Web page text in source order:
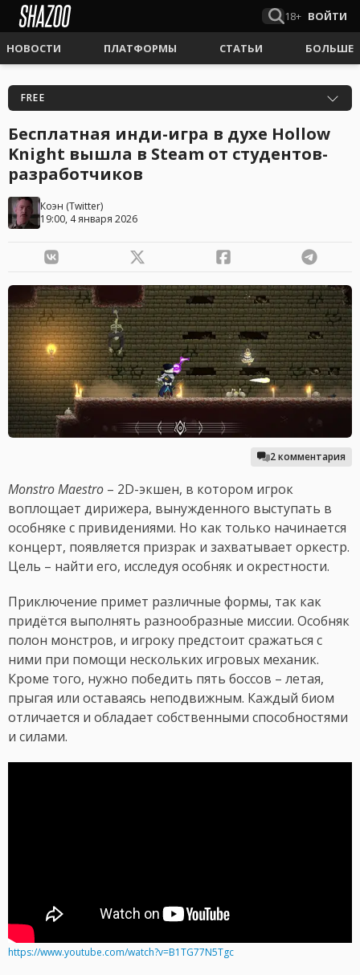
18+ ВОЙТИ
НОВОСТИ ПЛАТФОРМЫ СТАТЬИ БОЛЬШЕ
FREE
Бесплатная инди-игра в духе Hollow
Knight вышла в Steam от студентов-
разработчиков
Коэн (Twitter)
19:00, 4 января 2026
2 комментария
Monstro Maestro – 2D-экшен, в котором игрок
воплощает дирижера, вынужденного выступать в
особняке с привидениями. Но как только начинается
концерт, появляется призрак и захватывает оркестр.
Цель – найти его, исследуя особняк и окрестности.
Приключение примет различные формы, так как
придётся выполнять разнообразные миссии. Особняк
полон монстров, и игроку предстоит сражаться с
ними при помощи нескольких игровых механик.
Кроме того, нужно победить пять боссов – летая,
прыгая или оставаясь неподвижным. Каждый биом
отличается и обладает собственными способностями
и силами.
https://www.youtube.com/watch?v=B1TG77N5Tgc